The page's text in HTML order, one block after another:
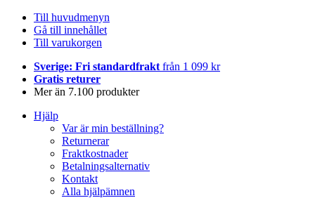
Till huvudmenyn
Gå till innehållet
Till varukorgen
Sverige: Fri standardfrakt från 1 099 kr
Gratis returer
Mer än 7.100 produkter
Hjälp
Var är min beställning?
Returnerar
Fraktkostnader
Betalningsalternativ
Kontakt
Alla hjälpämnen